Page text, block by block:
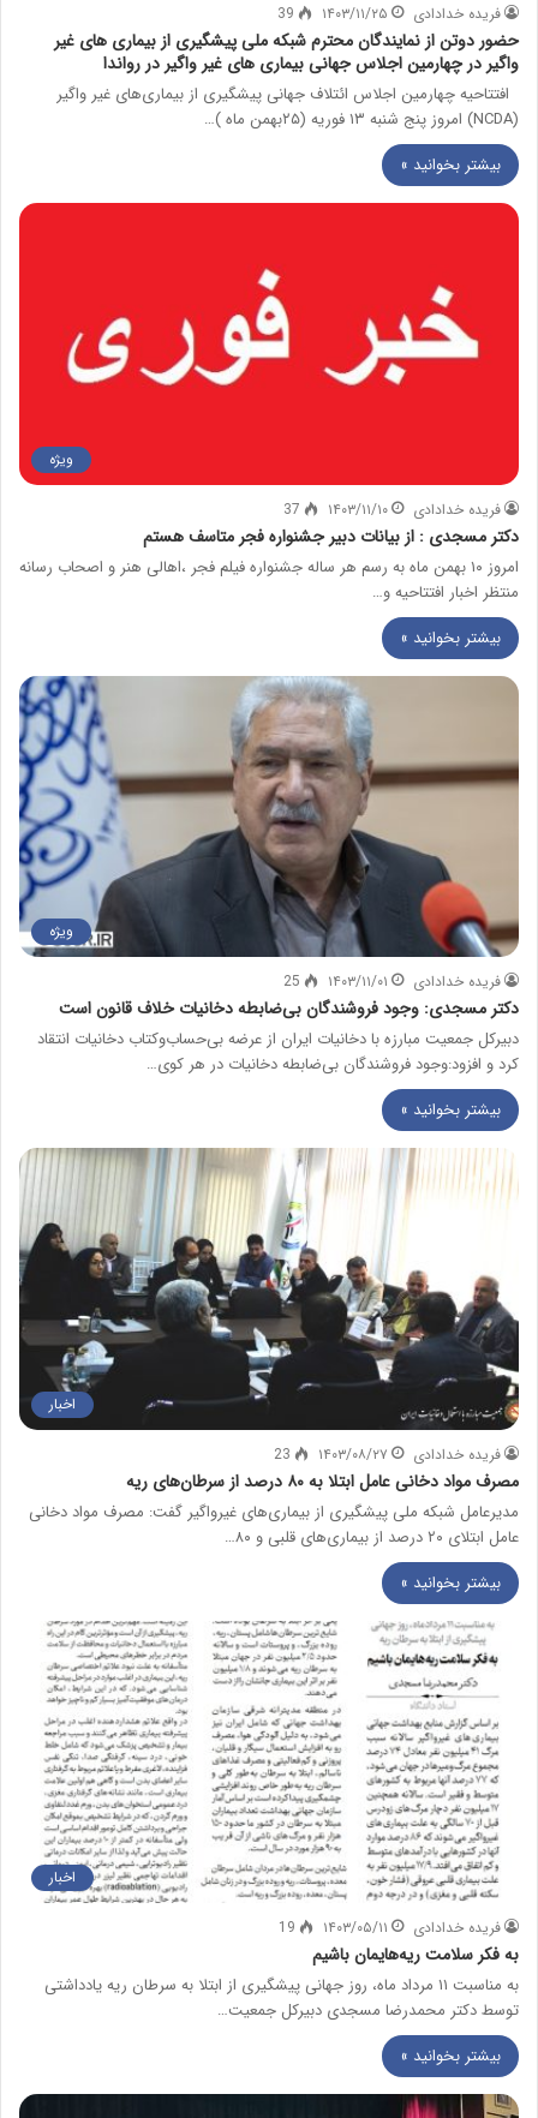
فریده خدادادی ۱۴۰۳/۱۱/۲۵ 39
حضور دوتن از نمایندگان محترم شبکه ملی پیشگیری از بیماری های غیر
واگیر در چهارمین اجلاس جهانی بیماری های غیر واگیر در رواندا
افتتاحیه چهارمین اجلاس ائتلاف جهانی پیشگیری از بیماری‌های غیر واگیر
(NCDA) امروز پنج شنبه ۱۳ فوریه (۲۵بهمن ماه )…
بیشتر بخوانید »
ویژه
فریده خدادادی ۱۴۰۳/۱۱/۱۰ 37
دکتر مسجدی : از بیانات دبیر جشنواره فجر متاسف هستم
امروز ۱۰ بهمن ماه به رسم هر ساله جشنواره فیلم فجر ،اهالی هنر و اصحاب رسانه
منتظر اخبار افتتاحیه و…
بیشتر بخوانید »
ویژه
فریده خدادادی ۱۴۰۳/۱۱/۰۱ 25
دکتر مسجدی: وجود فروشندگان بی‌ضابطه دخانیات خلاف قانون است
دبیركل جمعیت مبارزه با دخانیات ایران از عرضه بی‌حساب‌وكتاب دخانیات انتقاد
كرد و افزود:وجود فروشندگان بی‌ضابطه دخانیات در هر كوی…
بیشتر بخوانید »
اخبار
فریده خدادادی ۱۴۰۳/۰۸/۲۷ 23
مصرف مواد دخانی عامل ابتلا به ۸۰ درصد از سرطان‌های ریه
مدیرعامل شبکه ملی پیشگیری از بیماری‌های غیرواگیر گفت: مصرف مواد دخانی
عامل ابتلای ۲۰ درصد از بیماری‌های قلبی و ۸۰…
بیشتر بخوانید »
اخبار
فریده خدادادی ۱۴۰۳/۰۵/۱۱ 19
به فکر سلامت ریه‌هایمان باشیم
به مناسبت ۱۱ مرداد ماه، روز جهانی پیشگیری از ابتلا به سرطان ریه یادداشتی
توسط دکتر محمدرضا مسجدی دبیرکل جمعیت…
بیشتر بخوانید »